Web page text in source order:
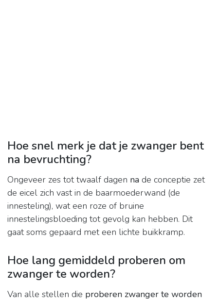
Hoe snel merk je dat je zwanger bent
na bevruchting?
Ongeveer zes tot twaalf dagen na de conceptie zet
de eicel zich vast in de baarmoederwand (de
innesteling), wat een roze of bruine
innestelingsbloeding tot gevolg kan hebben. Dit
gaat soms gepaard met een lichte buikkramp.
Hoe lang gemiddeld proberen om
zwanger te worden?
Van alle stellen die proberen zwanger te worden